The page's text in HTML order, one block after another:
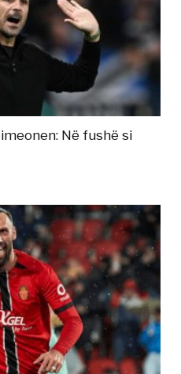
Në fushë si